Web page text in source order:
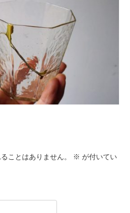
ことはありません。 ※ が付いてい